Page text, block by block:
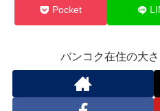
Pocket
バンコク在住の大